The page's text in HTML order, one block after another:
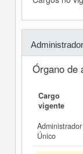
Órgano de
Cargo
vigente
Administrador
Único